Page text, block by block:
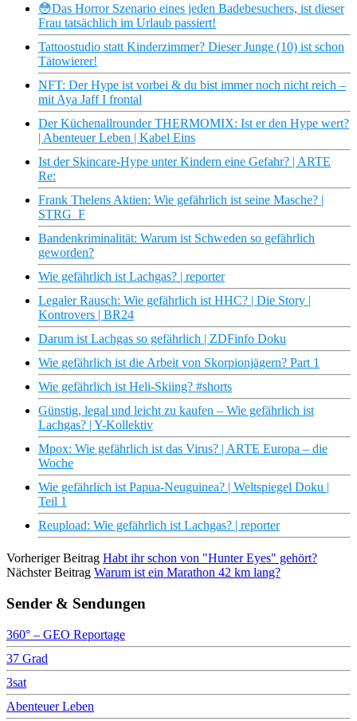
😳Das Horror Szenario eines jeden Badebesuchers, ist dieser
Frau tatsächlich im Urlaub passiert!
Tattoostudio statt Kinderzimmer? Dieser Junge (10) ist schon
Tätowierer!
NFT: Der Hype ist vorbei & du bist immer noch nicht reich –
mit Aya Jaff I frontal
Der Küchenallrounder THERMOMIX: Ist er den Hype wert?
| Abenteuer Leben | Kabel Eins
Ist der Skincare-Hype unter Kindern eine Gefahr? | ARTE
Re:
Frank Thelens Aktien: Wie gefährlich ist seine Masche? |
STRG_F
Bandenkriminalität: Warum ist Schweden so gefährlich
geworden?
Wie gefährlich ist Lachgas? | reporter
Legaler Rausch: Wie gefährlich ist HHC? | Die Story |
Kontrovers | BR24
Darum ist Lachgas so gefährlich | ZDFinfo Doku
Wie gefährlich ist die Arbeit von Skorpionjägern? Part 1
Wie gefährlich ist Heli-Skiing? #shorts
Günstig, legal und leicht zu kaufen – Wie gefährlich ist
Lachgas? | Y-Kollektiv
Mpox: Wie gefährlich ist das Virus? | ARTE Europa – die
Woche
Wie gefährlich ist Papua-Neuguinea? | Weltspiegel Doku |
Teil 1
Reupload: Wie gefährlich ist Lachgas? | reporter
Vorheriger Beitrag Habt ihr schon von "Hunter Eyes" gehört?
Nächster Beitrag Warum ist ein Marathon 42 km lang?
Sender & Sendungen
360° – GEO Reportage
37 Grad
3sat
Abenteuer Leben